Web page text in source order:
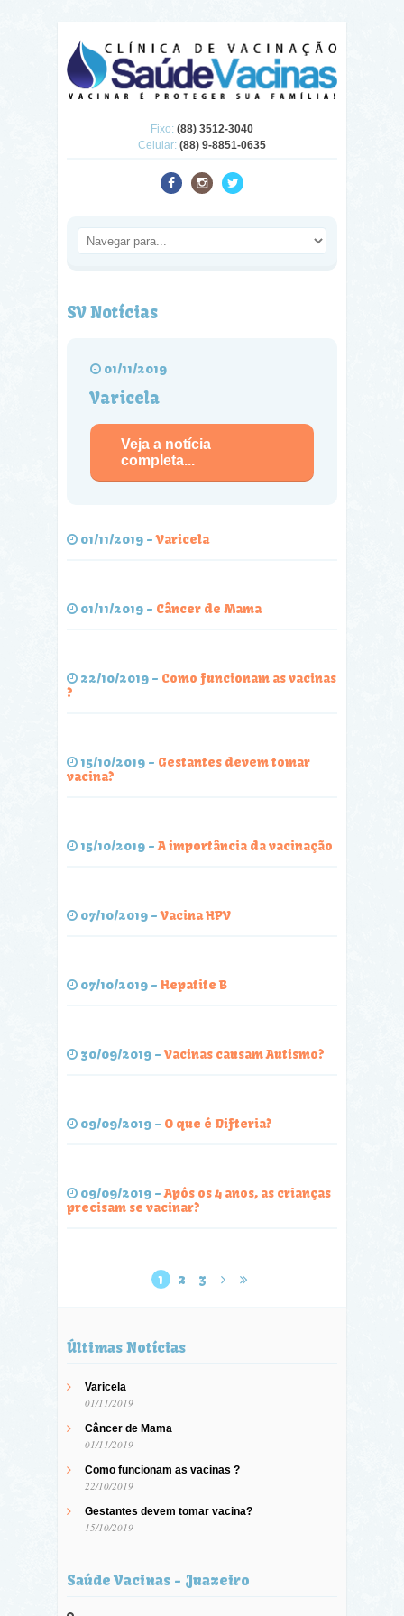
Fixo: (88) 3512-3040
Celular: (88) 9-8851-0635
SV Notícias
01/11/2019
Varicela
Veja a notícia
completa...
01/11/2019 -Varicela
01/11/2019 - Câncer de Mama
22/10/2019 - Como funcionam as vacinas
?
15/10/2019 - Gestantes devem tomar
vacina?
15/10/2019 -A importância da vacinação
07/10/2019 -Vacina HPV
07/10/2019 - Hepatite B
30/09/2019 -Vacinas causam Autismo?
09/09/2019 - O que é Difteria?
09/09/2019 -Após os 4 anos, as crianças
precisam se vacinar?
1 2 3
Últimas Notícias
Varicela
01/11/2019
Câncer de Mama
01/11/2019
Como funcionam as vacinas ?
22/10/2019
Gestantes devem tomar vacina?
15/10/2019
Saúde Vacinas - Juazeiro